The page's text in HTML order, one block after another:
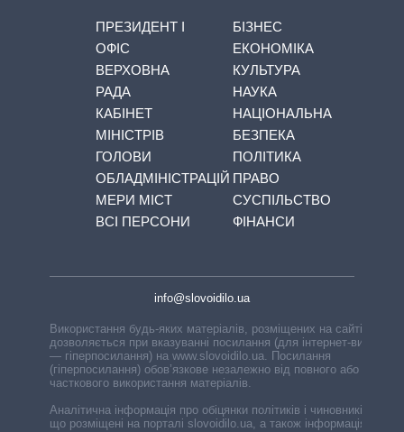
ПРЕЗИДЕНТ І
ОФІС
ВЕРХОВНА
РАДА
КАБІНЕТ
МІНІСТРІВ
ГОЛОВИ
ОБЛАДМІНІСТРАЦІЙ
МЕРИ МІСТ
ВСІ ПЕРСОНИ
БІЗНЕС
ЕКОНОМІКА
КУЛЬТУРА
НАУКА
НАЦІОНАЛЬНА
БЕЗПЕКА
ПОЛІТИКА
ПРАВО
СУСПІЛЬСТВО
ФІНАНСИ
info@slovoidilo.ua
Використання будь-яких матеріалів, розміщених на сайті,
дозволяється при вказуванні посилання (для інтернет-видань
— гіперпосилання) на www.slovoidilo.ua. Посилання
(гіперпосилання) обов’язкове незалежно від повного або
часткового використання матеріалів.
Аналітична інформація про обіцянки політиків і чиновників,
що розміщені на порталі slovoidilo.ua, а також інформація про